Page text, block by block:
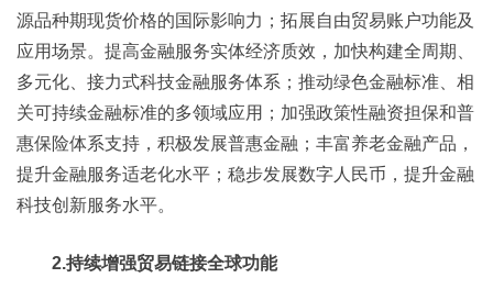
源品种期现货价格的国际影响力；拓展自由贸易账户功能及
应用场景。提高金融服务实体经济质效，加快构建全周期、
多元化、接力式科技金融服务体系；推动绿色金融标准、相
关可持续金融标准的多领域应用；加强政策性融资担保和普
惠保险体系支持，积极发展普惠金融；丰富养老金融产品，
提升金融服务适老化水平；稳步发展数字人民币，提升金融
科技创新服务水平。
2.持续增强贸易链接全球功能